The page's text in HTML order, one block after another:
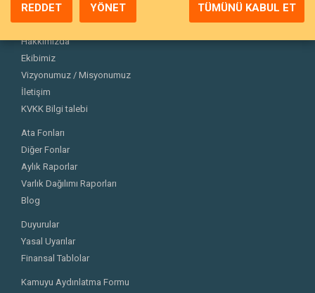
Hakkımızda
Ekibimiz
Vizyonumuz / Misyonumuz
İletişim
KVKK Bilgi talebi
Ata Fonları
Diğer Fonlar
Aylık Raporlar
Varlık Dağılımı Raporları
Blog
Duyurular
Yasal Uyarılar
Finansal Tablolar
Kamuyu Aydınlatma Formu
REDDET YÖNET TÜMÜNÜ KABUL ET